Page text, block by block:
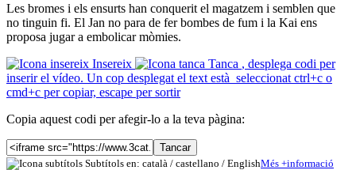
Les bromes i els ensurts han conquerit el magatzem i semblen que
no tinguin fi. El Jan no para de fer bombes de fum i la Kai ens
proposa jugar a embolicar mòmies.
Insereix
Tanca , desplega codi per
inserir el vídeo. Un cop desplegat el text està seleccionat ctrl+c o
cmd+c per copiar, escape per sortir
Copia aquest codi per afegir-lo a la teva pàgina:
Tancar
Subtítols en: català / castellano / EnglishMés +informació